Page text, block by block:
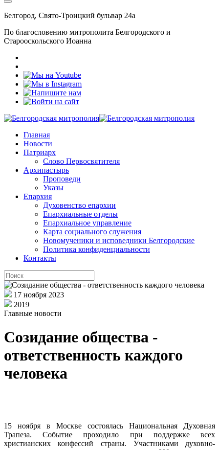
Белгород, Свято-Троицкий бульвар 24а
По благословению митрополита Белгородского и
Старооскольского Иоанна
Главная
Новости
Патриарх
Слово Первосвятителя
Архипастырь
Проповеди
Указы
Епархия
Духовенство епархии
Епархиальные отделы
Епархиальное управление
Карта социального служения
Новомученики и исповедники Белгородские
Политика конфиденциальности
Контакты
17 ноября 2023
2019
Главные новости
Созидание общества -
ответственность каждого
человека
15 ноября в Москве состоялась Национальная Духовная
Трапеза. Событие проходило при поддержке всех
христианских конфессий страны. Участниками духовно-